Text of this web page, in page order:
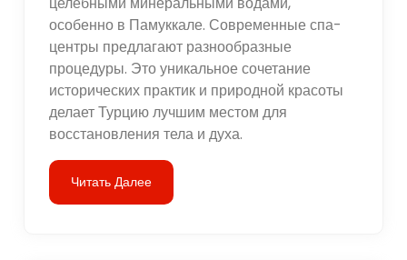
особенно в Памуккале. Современные спа-
центры предлагают разнообразные
процедуры. Это уникальное сочетание
исторических практик и природной красоты
делает Турцию лучшим местом для
восстановления тела и духа.
Читать Далее